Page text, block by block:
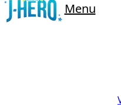
Menu